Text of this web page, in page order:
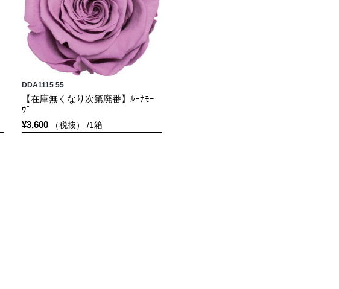
DDA1115 55
【在庫無くなり次第廃番】ﾙｰﾅﾓｰ
ｳﾞ
¥3,600 （税抜） /1箱